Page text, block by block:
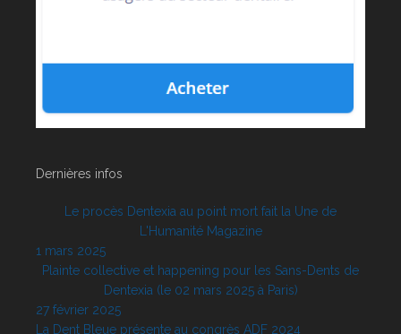
Dernières infos
Le procès Dentexia au point mort fait la Une de
L'Humanité Magazine
1 mars 2025
Plainte collective et happening pour les Sans-Dents de
Dentexia (le 02 mars 2025 à Paris)
27 février 2025
La Dent Bleue présente au congrès ADF 2024